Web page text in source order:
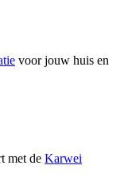
voor jouw huis en
met de Karwei